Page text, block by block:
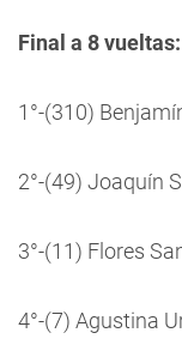
Final a 8 vueltas:
1°-(310)
2°-(49) Joaquín
3°-(11) Flores
4°-(7) Agustina